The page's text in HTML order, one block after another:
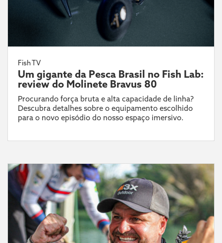
Fish TV
Um gigante da Pesca Brasil no Fish Lab:
review do Molinete Bravus 80
Procurando força bruta e alta capacidade de linha?
Descubra detalhes sobre o equipamento escolhido
para o novo episódio do nosso espaço imersivo.